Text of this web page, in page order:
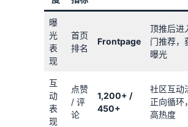
曝
光
表
现
首页
排名
Frontpage
顶推后进
门推荐，
曝光
互
动
表
现
点赞
/ 评
论
1,200+ /
450+
社区互动
正向循环
高热度